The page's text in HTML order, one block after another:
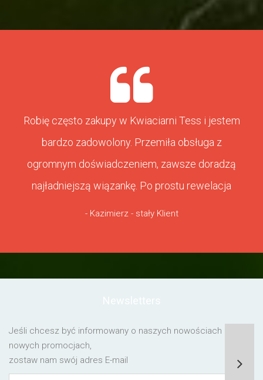
Robię często zakupy w Kwiaciarni Tess i jestem
bardzo zadowolony. Przemiła obsługa z
ogromnym doświadczeniem, zawsze doradzą
najładniejszą wiązankę. Po prostu rewelacja
- Kazimierz - stały Klient
Jeśli chcesz być informowany o naszych nowościach lub o
nowych promocjach,
zostaw nam swój adres E-mail